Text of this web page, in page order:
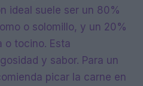
ideal suele ser un 80%
o solomillo, y un 20%
o tocino. Esta
y sabor. Para un
picar la carne en